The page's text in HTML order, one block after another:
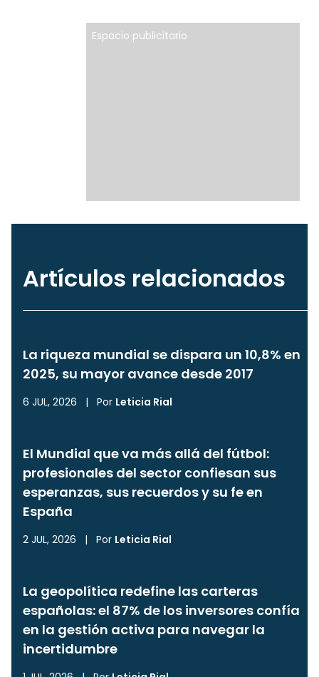
Espacio publicitario
Artículos relacionados
La riqueza mundial se dispara un 10,8% en
2025, su mayor avance desde 2017
6 JUL, 2026 | Por Leticia Rial
El Mundial que va más allá del fútbol:
profesionales del sector confiesan sus
esperanzas, sus recuerdos y su fe en
España
2 JUL, 2026 | Por Leticia Rial
La geopolítica redefine las carteras
españolas: el 87% de los inversores confía
en la gestión activa para navegar la
incertidumbre